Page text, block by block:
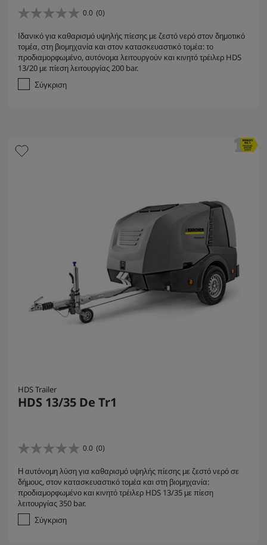
0.0 (0)
0
0
α
π
ό
α
ι
α
Ιδανικό για καθαρισμό υψηλής πίεσης με ζεστό νερό στον δημοτικό
τομέα, στη βιομηχανία και στον κατασκευαστικό τομέα: το
προδιαμορφωμένο, αυτόνομα λειτουργούν και κινητό τρέιλερ HDS
13/20 με πίεση λειτουργίας 200 bar.
Σύγκριση
HDS Trailer
HDS 13/35 De Tr1
0.0 (0)
0
0
α
π
ό
α
Η αυτόνομη λύση για καθαρισμό υψηλής πίεσης με ζεστό νερό σε
δήμους, στον κατασκευαστικό τομέα και στη βιομηχανία:
προδιαμορφωμένο και κινητό τρέιλερ HDS 13/35 με πίεση
λειτουργίας 350 bar.
Σύγκριση